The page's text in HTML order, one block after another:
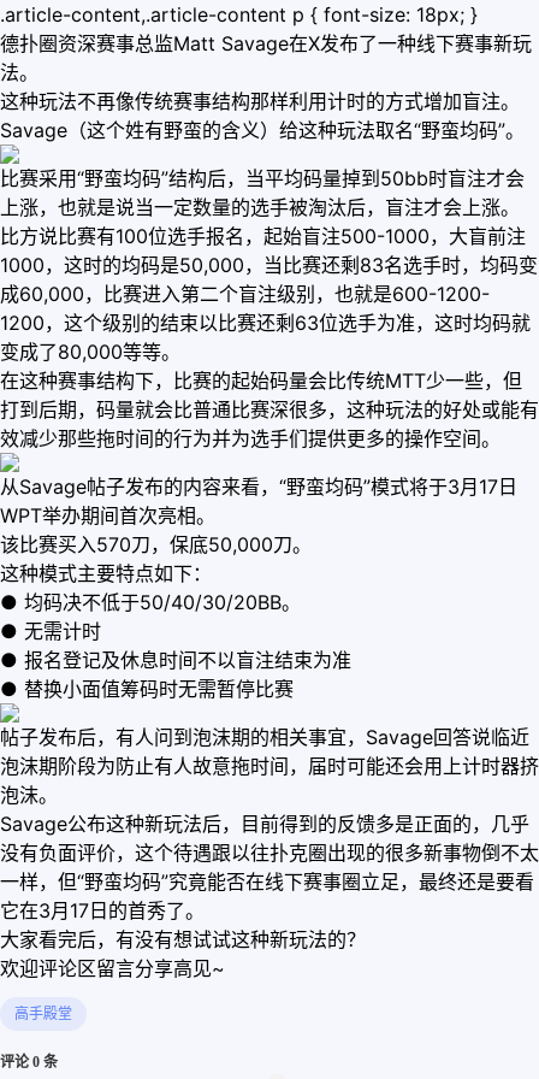
.article-content,.article-content p { font-size: 18px; }
德扑圈资深赛事总监Matt Savage在X发布了一种线下赛事新玩
法。
这种玩法不再像传统赛事结构那样利用计时的方式增加盲注。
Savage（这个姓有野蛮的含义）给这种玩法取名“野蛮均码”。
比赛采用“野蛮均码”结构后，当平均码量掉到50bb时盲注才会
上涨，也就是说当一定数量的选手被淘汰后，盲注才会上涨。
比方说比赛有100位选手报名，起始盲注500-1000，大盲前注
1000，这时的均码是50,000，当比赛还剩83名选手时，均码变
成60,000，比赛进入第二个盲注级别，也就是600-1200-
1200，这个级别的结束以比赛还剩63位选手为准，这时均码就
变成了80,000等等。
在这种赛事结构下，比赛的起始码量会比传统MTT少一些，但
打到后期，码量就会比普通比赛深很多，这种玩法的好处或能有
效减少那些拖时间的行为并为选手们提供更多的操作空间。
从Savage帖子发布的内容来看，“野蛮均码”模式将于3月17日
WPT举办期间首次亮相。
该比赛买入570刀，保底50,000刀。
这种模式主要特点如下：
● 均码决不低于50/40/30/20BB。
● 无需计时
● 报名登记及休息时间不以盲注结束为准
● 替换小面值筹码时无需暂停比赛
帖子发布后，有人问到泡沫期的相关事宜，Savage回答说临近
泡沫期阶段为防止有人故意拖时间，届时可能还会用上计时器挤
泡沫。
Savage公布这种新玩法后，目前得到的反馈多是正面的，几乎
没有负面评价，这个待遇跟以往扑克圈出现的很多新事物倒不太
一样，但“野蛮均码”究竟能否在线下赛事圈立足，最终还是要看
它在3月17日的首秀了。
大家看完后，有没有想试试这种新玩法的？
欢迎评论区留言分享高见~
高手殿堂
评论 0 条